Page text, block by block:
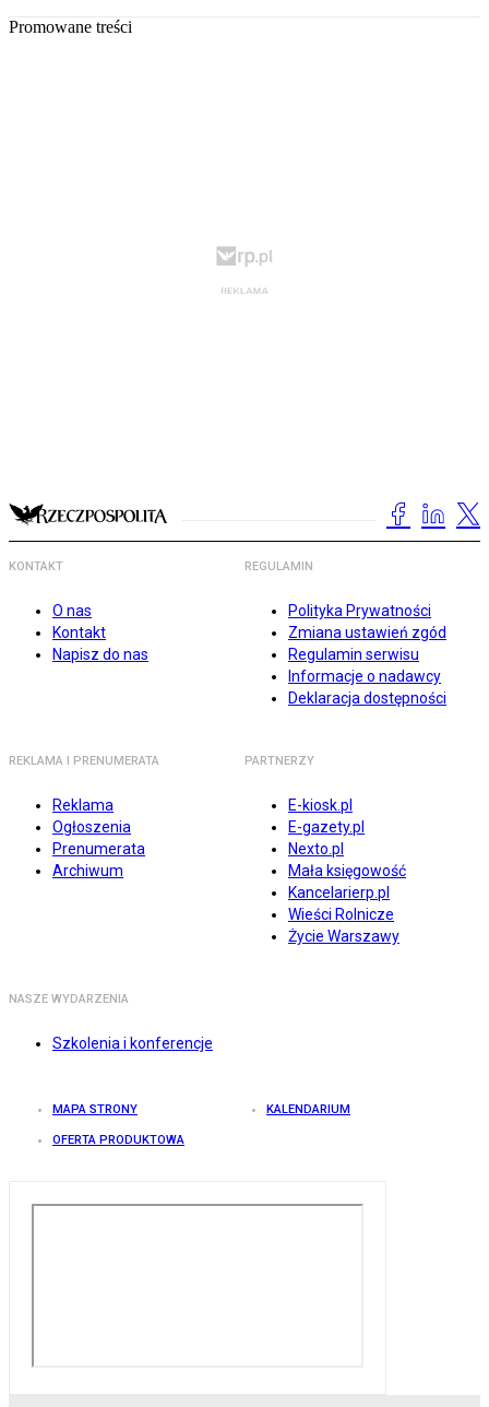
Promowane treści
KONTAKT
O nas
Kontakt
Napisz do nas
REGULAMIN
Polityka Prywatności
Zmiana ustawień zgód
Regulamin serwisu
Informacje o nadawcy
Deklaracja dostępności
REKLAMA I PRENUMERATA
Reklama
Ogłoszenia
Prenumerata
Archiwum
PARTNERZY
E-kiosk.pl
E-gazety.pl
Nexto.pl
Mała księgowość
Kancelarierp.pl
Wieści Rolnicze
Życie Warszawy
NASZE WYDARZENIA
Szkolenia i konferencje
MAPA STRONY KALENDARIUM
OFERTA PRODUKTOWA